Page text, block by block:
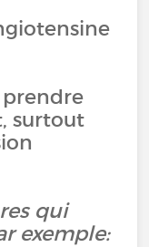
surtout
qui
exemple: